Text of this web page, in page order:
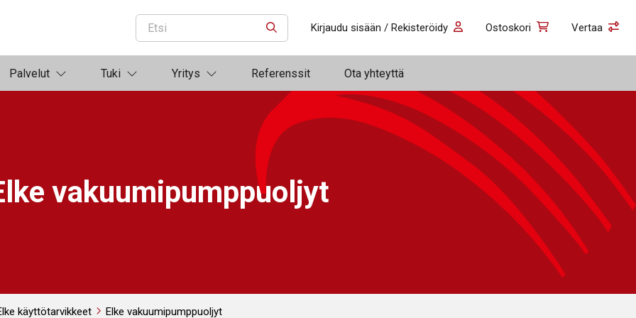
ETSI Kirjaudu sisään / Rekisteröidy Ostoskori Vertaa
Palvelut Tuki Yritys Referenssit Ota yhteyttä
vakuumipumppuoljyt
käyttötarvikkeet Elke vakuumipumppuoljyt